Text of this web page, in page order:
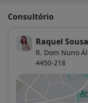
Consultório
Raquel
R. Dom Nuno
4450-218